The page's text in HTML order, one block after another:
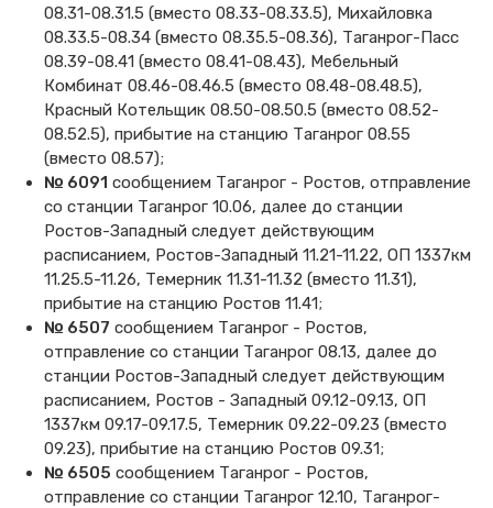
08.31-08.31.5 (вместо 08.33-08.33.5), Михайловка
08.33.5-08.34 (вместо 08.35.5-08.36), Таганрог-Пасс
08.39-08.41 (вместо 08.41-08.43), Мебельный
Комбинат 08.46-08.46.5 (вместо 08.48-08.48.5),
Красный Котельщик 08.50-08.50.5 (вместо 08.52-
08.52.5), прибытие на станцию Таганрог 08.55
(вместо 08.57);
№ 6091 сообщением Таганрог - Ростов, отправление
со станции Таганрог 10.06, далее до станции
Ростов-Западный следует действующим
расписанием, Ростов-Западный 11.21-11.22, ОП 1337км
11.25.5-11.26, Темерник 11.31-11.32 (вместо 11.31),
прибытие на станцию Ростов 11.41;
№ 6507 сообщением Таганрог - Ростов,
отправление со станции Таганрог 08.13, далее до
станции Ростов-Западный следует действующим
расписанием, Ростов - Западный 09.12-09.13, ОП
1337км 09.17-09.17.5, Темерник 09.22-09.23 (вместо
09.23), прибытие на станцию Ростов 09.31;
№ 6505 сообщением Таганрог - Ростов,
отправление со станции Таганрог 12.10, Таганрог-